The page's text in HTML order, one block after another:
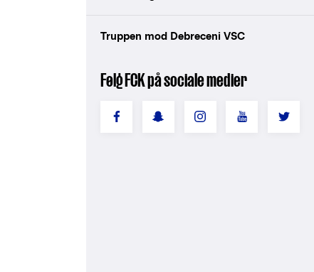
Truppen mod Debreceni VSC
Følg FCK på sociale medier